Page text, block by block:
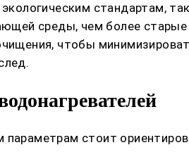
стандартам,
среды, чем более
чтобы
параметрам стоит